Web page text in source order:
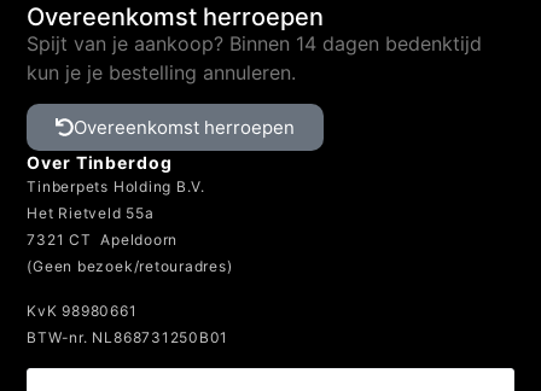
Overeenkomst herroepen
Spijt van je aankoop? Binnen 14 dagen bedenktijd
kun je je bestelling annuleren.
Overeenkomst herroepen
Over Tinberdog
Tinberpets Holding B.V.
Het Rietveld 55a
7321 CT Apeldoorn
(Geen bezoek/retouradres)
KvK 98980661
BTW-nr. NL868731250B01